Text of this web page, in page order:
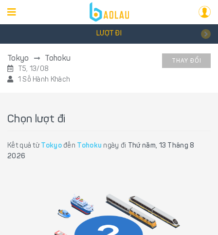
LƯỢT ĐI
Tokyo Tohoku
T5, 13/08
1 Số Hành Khách
THAY ĐỔI
Chọn lượt đi
Kết quả từ Tokyođến Tohoku ngày đi Thứ năm, 13 Tháng 8
2026